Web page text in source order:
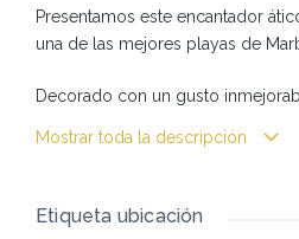
Presentamos este encantador
una de las mejores playas de
Decorado con un gusto
donde, da paso a una de las
Mostrar toda la descripción
Etiqueta ubicación